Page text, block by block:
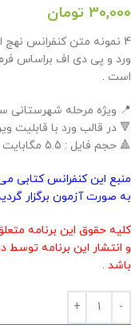
30,000 تومان
4 نمونه متن کنفرانس
ورد و پی دی اف براساس
است .
📍 ویژه مرحله شهرستانی سال
🔻 در قالب ورد با قابلیت
🔺 حجم فایل : 5.5 مگابایت
منبع این کنفرانس کتابی
به صورت آزمون برگزار
کلیه حقوق این برنامه
و انتشار این برنامه
باشد .